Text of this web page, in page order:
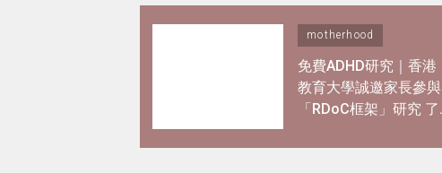
motherhood
免費ADHD研究｜香港
教育大學誠邀家長參與
「RDoC框架」研究 了
躍情況